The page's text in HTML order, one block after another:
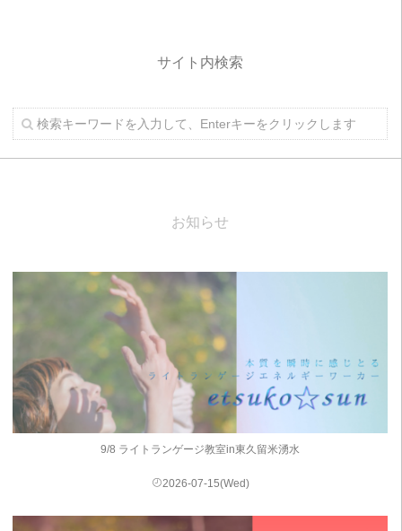
サイト内検索
お知らせ
9/8 ライトランゲージ教室in東久留米湧水
2026-07-15(Wed)